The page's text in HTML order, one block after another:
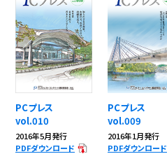
PCプレス
vol.010
2016年5月発行
PDFダウンロード
PCプレス
vol.009
2016年1月発行
PDFダウンロード